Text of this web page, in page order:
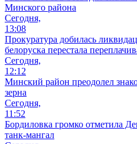
Минского района
Сегодня,
13:08
Прокуратура добилась
белоруска перестала
Сегодня,
12:12
Минский район преодолел
зерна
Сегодня,
11:52
Бордиловка громко отметила
танк-мангал